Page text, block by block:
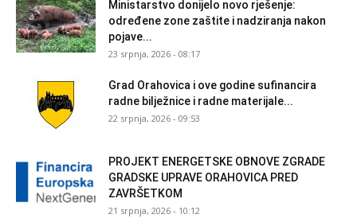
Ministarstvo donijelo novo rješenje:
određene zone zaštite i nadziranja nakon
pojave...
23 srpnja, 2026 - 08:17
Grad Orahovica i ove godine sufinancira
radne bilježnice i radne materijale...
22 srpnja, 2026 - 09:53
PROJEKT ENERGETSKE OBNOVE ZGRADE
GRADSKE UPRAVE ORAHOVICA PRED
ZAVRŠETKOM
21 srpnja, 2026 - 10:12